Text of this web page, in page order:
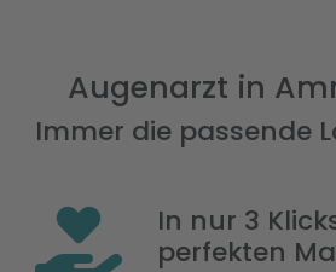
Augenarzt in
Immer die passende
In nur 3
perfekten